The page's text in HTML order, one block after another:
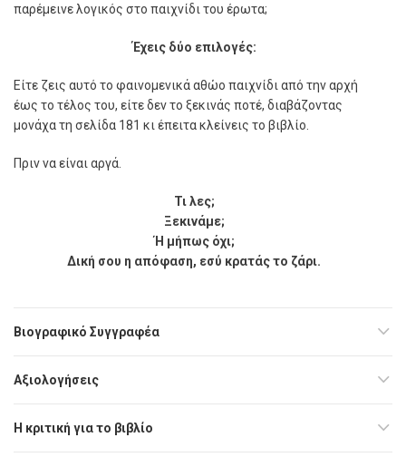
παρέµεινε λογικός στο παιχνίδι του έρωτα;
Έχεις δύο επιλογές:
Είτε ζεις αυτό το φαινοµενικά αθώο παιχνίδι από την αρχή
έως το τέλος του, είτε δεν το ξεκινάς ποτέ, διαβάζοντας
µονάχα τη σελίδα 181 κι έπειτα κλείνεις το βιβλίο.
Πριν να είναι αργά.
Τι λες;
Ξεκινάµε;
Ή µήπως όχι;
Δική σου η απόφαση, εσύ κρατάς το ζάρι.
Βιογραφικό Συγγραφέα
Αξιολογήσεις
Η κριτική για το βιβλίο